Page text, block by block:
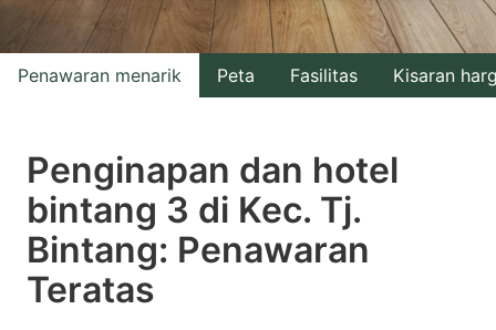
interact
with
the
select
a
date.
Press
interact
with
the
select
a
date.
Penawaran menarik Peta Fasilitas Kisaran
Penginapan dan hotel
bintang 3 di Kec. Tj.
Bintang: Penawaran
Teratas